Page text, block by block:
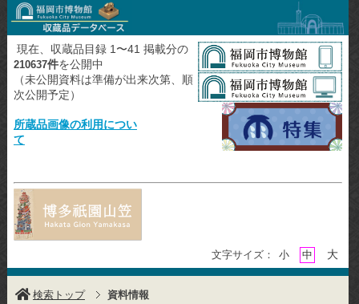
現在、収蔵品目録 1〜41 掲載分の
210637件を公開中
（未公開資料は準備が出来次第、順
次公開予定）
所蔵品画像の利用につい
て
文字サイズ： 小 中 大
検索トップ 資料情報